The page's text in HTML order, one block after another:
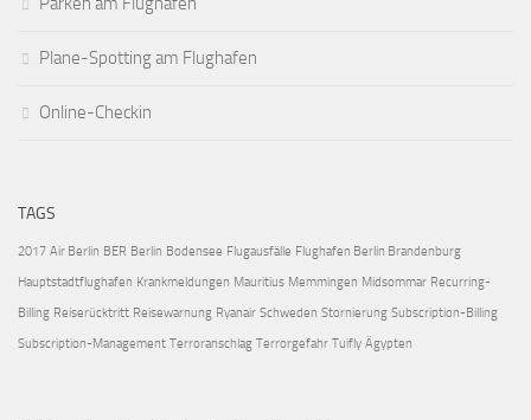
Plane-Spotting am Flughafen
Online-Checkin
TAGS
2017 Air Berlin BER Berlin Bodensee Flugausfälle Flughafen Berlin Brandenburg
Hauptstadtflughafen Krankmeldungen Mauritius Memmingen Midsommar Recurring-
Billing Reiserücktritt Reisewarnung Ryanair Schweden Stornierung Subscription-Billing
Subscription-Management Terroranschlag Terrorgefahr Tuifly Ägypten